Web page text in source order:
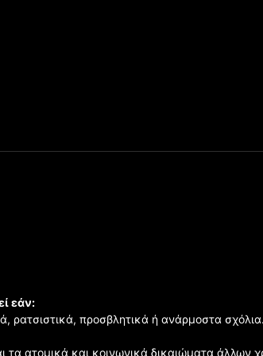
εάν:
ρατσιστικά, προσβλητικά ή ανάρμοστα σχόλια.
τα ατομικά και κοινωνικά δικαιώματα άλλων